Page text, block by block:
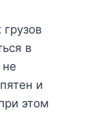
в
и
этом